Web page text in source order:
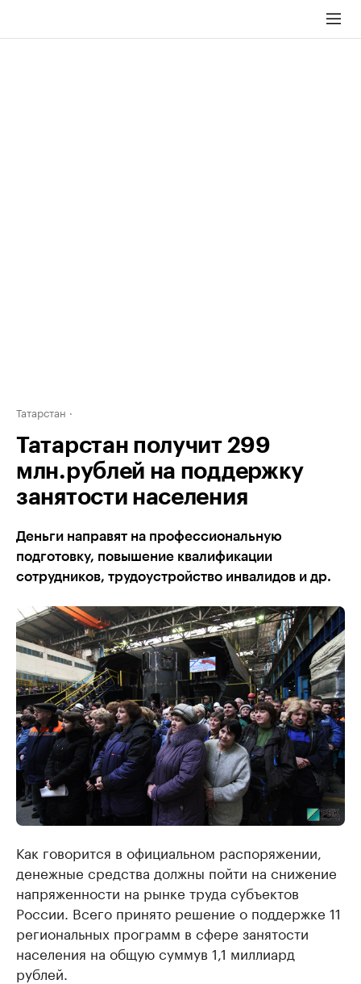
Татарстан
Татарстан получит 299
млн.рублей на поддержку
занятости населения
Деньги направят на профессиональную
подготовку, повышение квалификации
сотрудников, трудоустройство инвалидов и др.
Как говорится в официальном распоряжении,
денежные средства должны пойти на снижение
напряженности на рынке труда субъектов
России. Всего принято решение о поддержке 11
региональных программ в сфере занятости
населения на общую суммув 1,1 миллиард
рублей.